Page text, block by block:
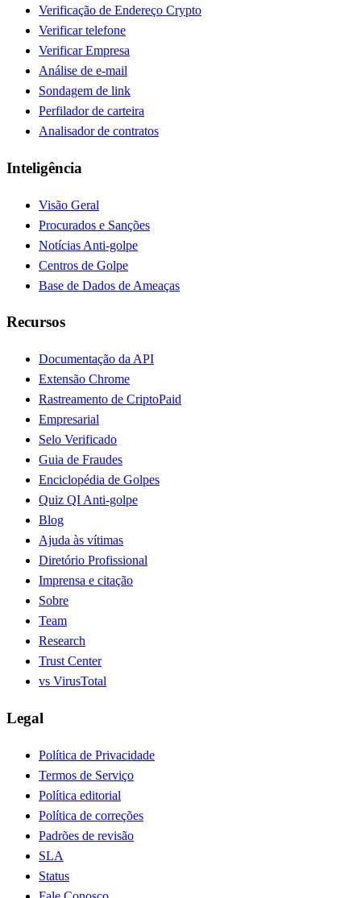
Verificação de Endereço Crypto
Verificar telefone
Verificar Empresa
Análise de e-mail
Sondagem de link
Perfilador de carteira
Analisador de contratos
Inteligência
Visão Geral
Procurados e Sanções
Notícias Anti-golpe
Centros de Golpe
Base de Dados de Ameaças
Recursos
Documentação da API
Extensão Chrome
Rastreamento de CriptoPaid
Empresarial
Selo Verificado
Guia de Fraudes
Enciclopédia de Golpes
Quiz QI Anti-golpe
Blog
Ajuda às vítimas
Diretório Profissional
Imprensa e citação
Sobre
Team
Research
Trust Center
vs VirusTotal
Legal
Política de Privacidade
Termos de Serviço
Política editorial
Política de correções
Padrões de revisão
SLA
Status